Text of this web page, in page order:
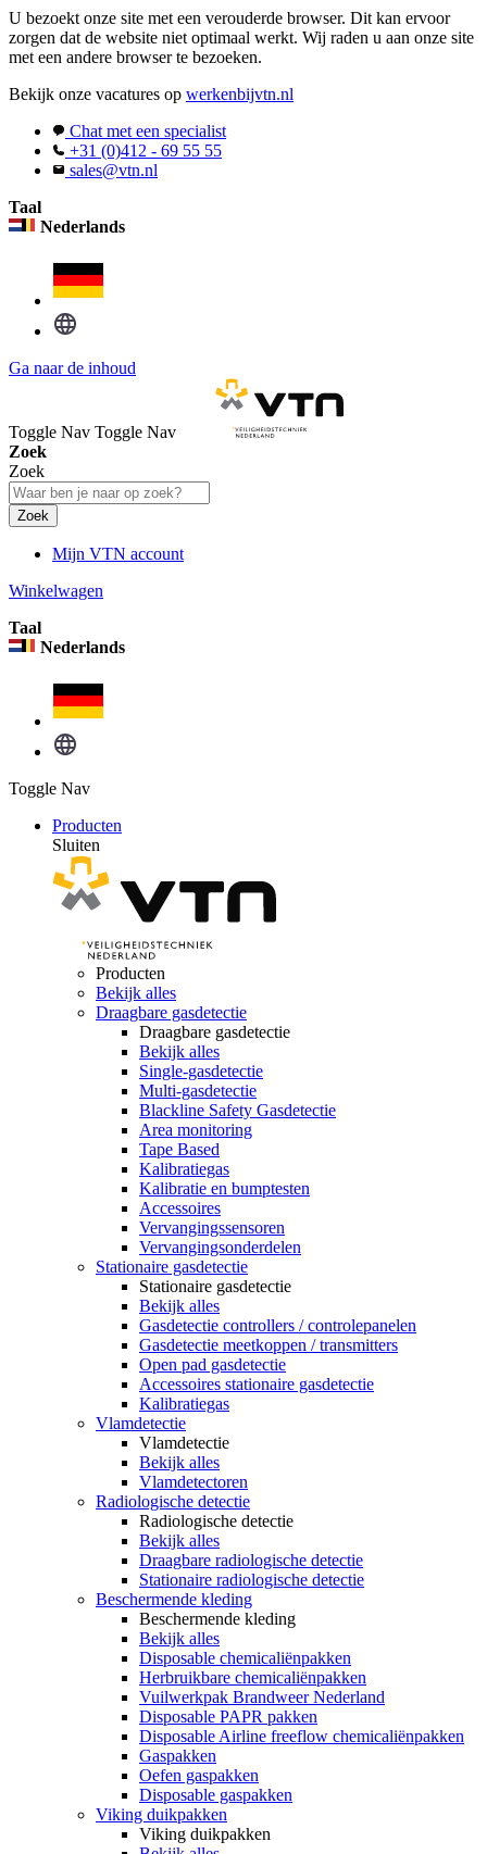
U bezoekt onze site met een verouderde browser. Dit kan ervoor
zorgen dat de website niet optimaal werkt. Wij raden u aan onze site
met een andere browser te bezoeken.
Bekijk onze vacatures op werkenbijvtn.nl
Chat met een specialist
+31 (0)412 - 69 55 55
sales@vtn.nl
Taal
Nederlands
Ga naar de inhoud
Toggle Nav Toggle Nav
Zoek
Zoek
Zoek
Mijn VTN account
Winkelwagen
Taal
Nederlands
Toggle Nav
Producten
Sluiten
Producten
Bekijk alles
Draagbare gasdetectie
Draagbare gasdetectie
Bekijk alles
Single-gasdetectie
Multi-gasdetectie
Blackline Safety Gasdetectie
Area monitoring
Tape Based
Kalibratiegas
Kalibratie en bumptesten
Accessoires
Vervangingssensoren
Vervangingsonderdelen
Stationaire gasdetectie
Stationaire gasdetectie
Bekijk alles
Gasdetectie controllers / controlepanelen
Gasdetectie meetkoppen / transmitters
Open pad gasdetectie
Accessoires stationaire gasdetectie
Kalibratiegas
Vlamdetectie
Vlamdetectie
Bekijk alles
Vlamdetectoren
Radiologische detectie
Radiologische detectie
Bekijk alles
Draagbare radiologische detectie
Stationaire radiologische detectie
Beschermende kleding
Beschermende kleding
Bekijk alles
Disposable chemicaliënpakken
Herbruikbare chemicaliënpakken
Vuilwerkpak Brandweer Nederland
Disposable PAPR pakken
Disposable Airline freeflow chemicaliënpakken
Gaspakken
Oefen gaspakken
Disposable gaspakken
Viking duikpakken
Viking duikpakken